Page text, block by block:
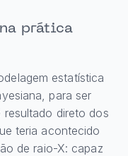
prática
estatística
para ser
direto dos
teria acontecido
de raio-X: capaz